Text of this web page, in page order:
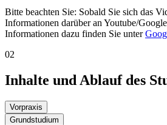
Bitte beachten Sie: Sobald Sie sich das
Informationen darüber an Youtube/
Informationen dazu finden Sie unter
02
Inhalte und Ablauf des
Vorpraxis
Grundstudium